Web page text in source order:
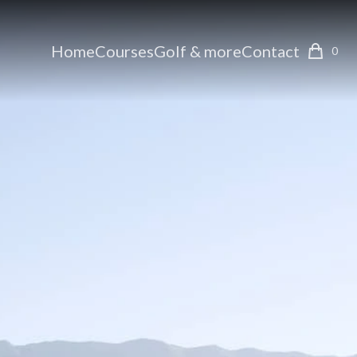
HomeCoursesGolf & moreContact 0